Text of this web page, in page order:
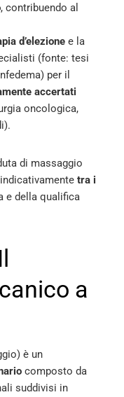
, contribuendo al
d’elezione e la
(fonte: tesi
per il
accertati
oncologica,
di massaggio
tra i
e della qualifica
a
è un
composto da
suddivisi in